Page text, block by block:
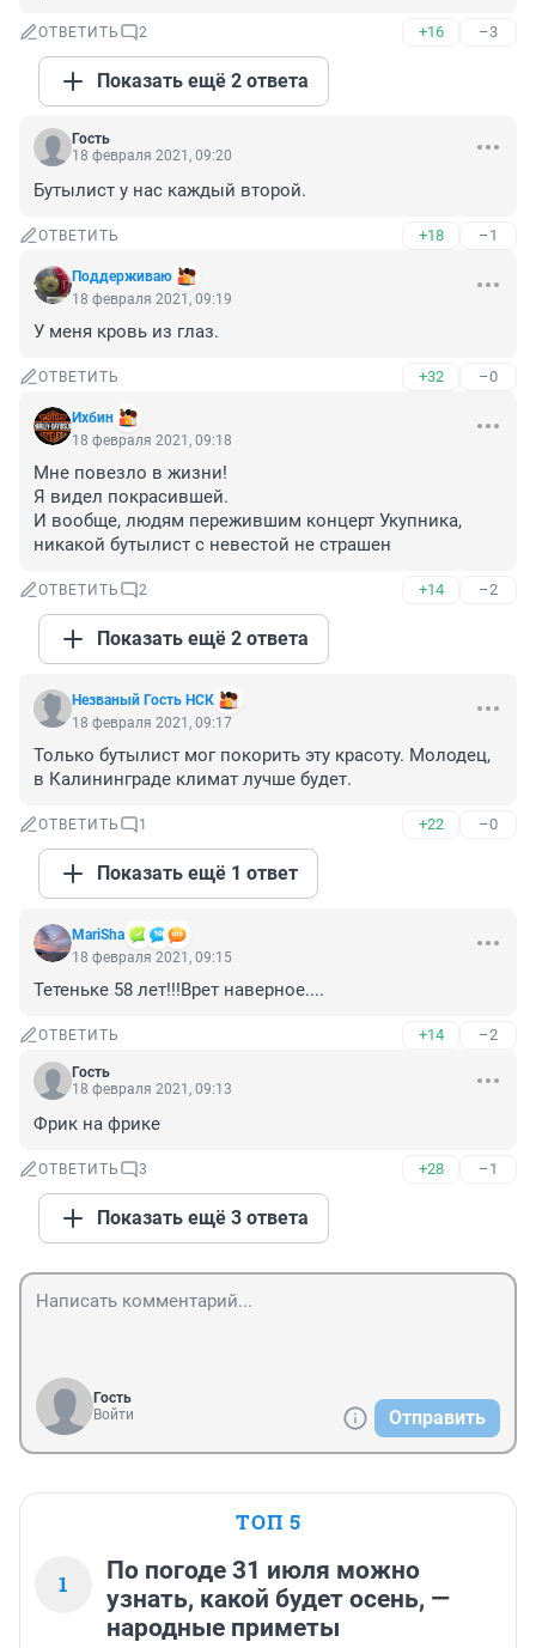
ОТВЕТИТЬ 2 +16 –3
Показать ещё 2 ответа
Гость
18 февраля 2021, 09:20
Бутылист у нас каждый второй.
ОТВЕТИТЬ +18 –1
Поддерживаю
18 февраля 2021, 09:19
У меня кровь из глаз.
ОТВЕТИТЬ +32 –0
Ихбин
18 февраля 2021, 09:18
Мне повезло в жизни!
Я видел покрасившей.
И вообще, людям пережившим концерт Укупника,
никакой бутылист с невестой не страшен
ОТВЕТИТЬ 2 +14 –2
Показать ещё 2 ответа
Незваный Гость НСК
18 февраля 2021, 09:17
Только бутылист мог покорить эту красоту. Молодец,
в Калининграде климат лучше будет.
ОТВЕТИТЬ 1 +22 –0
Показать ещё 1 ответ
MariSha
18 февраля 2021, 09:15
Тетеньке 58 лет!!!Врет наверное....
ОТВЕТИТЬ +14 –2
Гость
18 февраля 2021, 09:13
Фрик на фрике
ОТВЕТИТЬ 3 +28 –1
Показать ещё 3 ответа
Гость
Войти
Отправить
ТОП 5
1
По погоде 31 июля можно
узнать, какой будет осень, —
народные приметы